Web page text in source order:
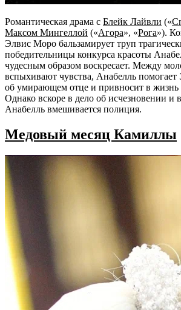
Романтическая драма с Блейк Лайвли («
Максом Мингеллой («Агора», «Рога»).
Элвис Моро бальзамирует труп
победительницы конкурса красоты
чудесным образом воскресает. Между
вспыхивают чувства, Анабелль помогает
об умирающем отце и привносит в жизнь
Однако вскоре в дело об исчезновении и
Анабелль вмешивается полиция.
Медовый месяц Камиллы